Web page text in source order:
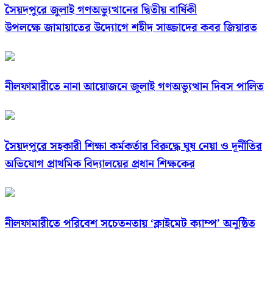
সৈয়দপুরে জুলাই গণঅভ্যুত্থানের দ্বিতীয় বার্ষিকী
উপলক্ষে জামায়াতের উদ্যোগে শহীদ সাজ্জাদের কবর জিয়ারত
নীলফামারীতে নানা আয়োজনে জুলাই গণঅভ্যুত্থান দিবস পালিত
সৈয়দপুরে সহকারী শিক্ষা কর্মকর্তার বিরুদ্ধে ঘুষ নেয়া ও দূর্নীতির
অভিযোগ প্রাথমিক বিদ্যালয়ের প্রধান শিক্ষকের
নীলফামারীতে পরিবেশ সচেতনতায় ‘ক্লাইমেট ক্যাম্প’ অনুষ্ঠিত